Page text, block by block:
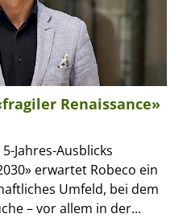
Renaissance»
Jahres-Ausblicks
erwartet Robeco ein
Umfeld, bei dem
– vor allem in der...